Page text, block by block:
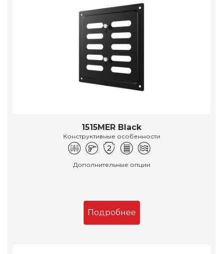
1515MER Black
Конструктивные особенности
Дополнительные опции
Подробнее